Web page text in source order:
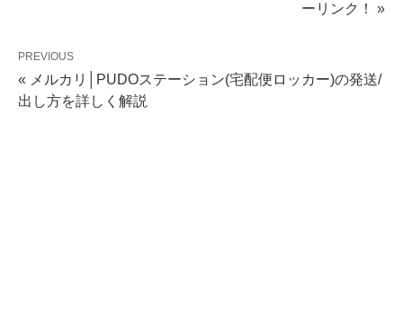
ーリンク！ »
PREVIOUS
« メルカリ│PUDOステーション(宅配便ロッカー)の発送/
出し方を詳しく解説